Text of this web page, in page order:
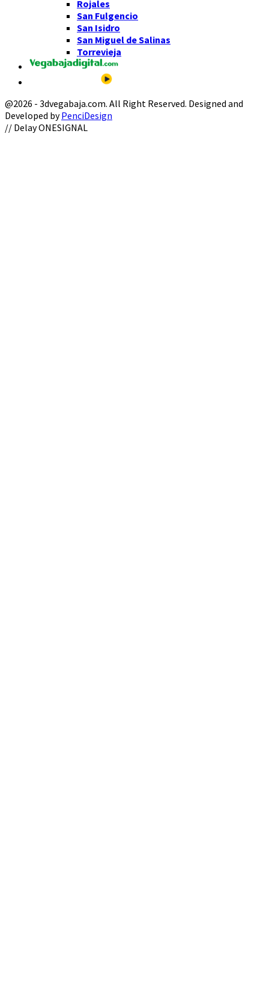
Rojales
San Fulgencio
San Isidro
San Miguel de Salinas
Torrevieja
@2026 - 3dvegabaja.com. All Right Reserved. Designed and
Developed byPenciDesign
Facebook
Twitter
Instagram
Youtube
Email
// Delay ONESIGNAL